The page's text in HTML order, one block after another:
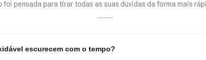
foi pensada para tirar todas as suas dúvidas da forma mais
escurecem com o tempo?